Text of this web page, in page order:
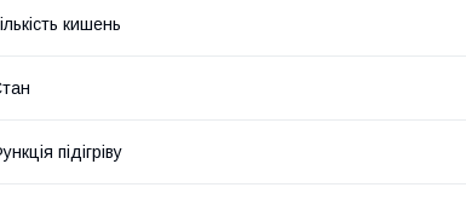
кишень
підігріву